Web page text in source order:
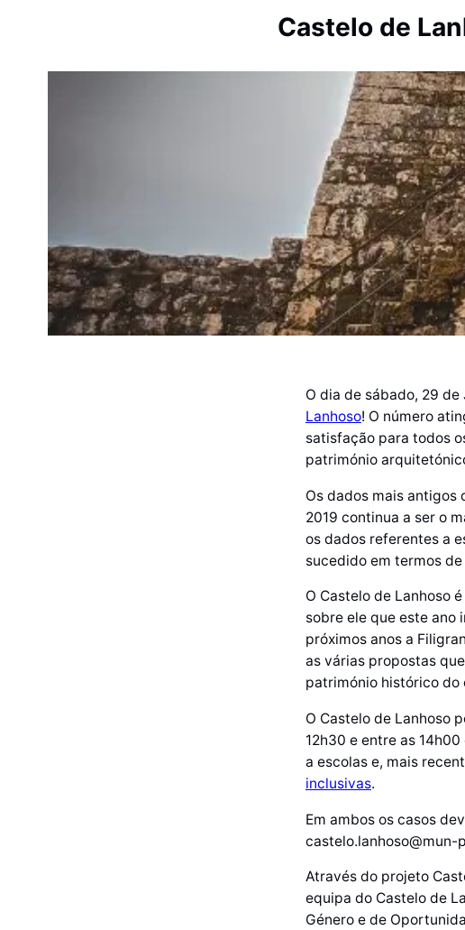
Castelo de
O dia de sábado, 29
Lanhoso! O número
satisfação para todos
património
Os dados mais antigos
2019 continua a ser o
os dados referentes a
sucedido em termos
O Castelo de Lanhoso
sobre ele que este ano
próximos anos a
as várias propostas
património histórico do
O Castelo de Lanhoso
12h30 e entre as
a escolas e, mais
inclusivas.
Em ambos os casos
castelo.lanhoso@mun-
Através do projeto
equipa do Castelo de
Género e de